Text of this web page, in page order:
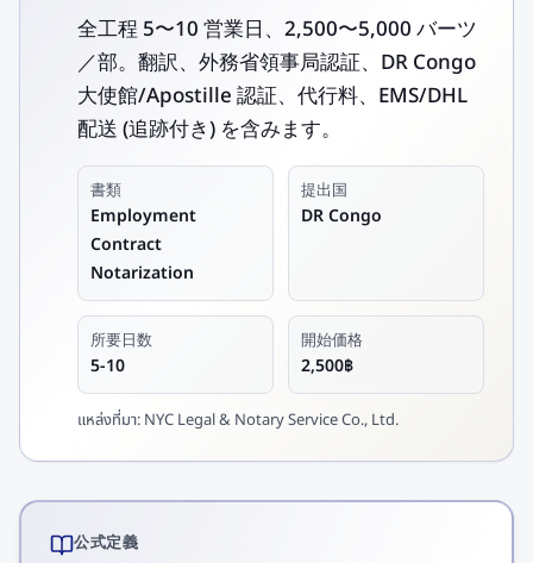
全工程 5〜10 営業日、2,500〜5,000 バーツ
／部。翻訳、外務省領事局認証、DR Congo
大使館/Apostille 認証、代行料、EMS/DHL
配送 (追跡付き) を含みます。
書類
Employment
Contract
Notarization
提出国
DR Congo
所要日数
5-10
開始価格
2,500฿
แหล่งที่มา: NYC Legal & Notary Service Co., Ltd.
公式定義